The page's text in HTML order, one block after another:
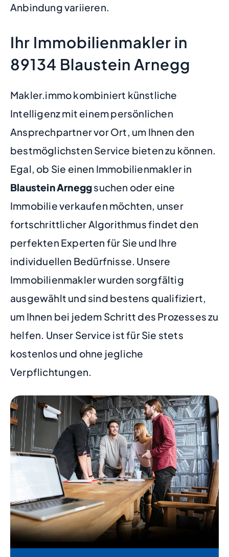
Anbindung variieren.
Ihr Immobilienmakler in
89134 Blaustein Arnegg
Makler.immo kombiniert künstliche
Intelligenz mit einem persönlichen
Ansprechpartner vor Ort, um Ihnen den
bestmöglichsten Service bieten zu können.
Egal, ob Sie einen Immobilienmakler in
Blaustein Arneggsuchen oder eine
Immobilie verkaufen möchten, unser
fortschrittlicher Algorithmus findet den
perfekten Experten für Sie und Ihre
individuellen Bedürfnisse. Unsere
Immobilienmakler wurden sorgfältig
ausgewählt und sind bestens qualifiziert,
um Ihnen bei jedem Schritt des Prozesses zu
helfen. Unser Service ist für Sie stets
kostenlos und ohne jegliche
Verpflichtungen.